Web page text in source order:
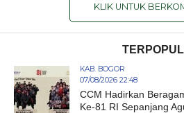
KLIK UNTUK
KAB. BOGOR
07/08/2026 22:48
CCM Hadirkan
Ke-81 RI Sepanjang